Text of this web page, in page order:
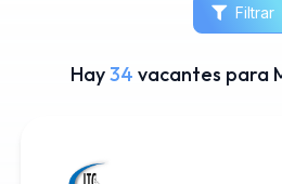
Filtrar
Hay34 vacantes para